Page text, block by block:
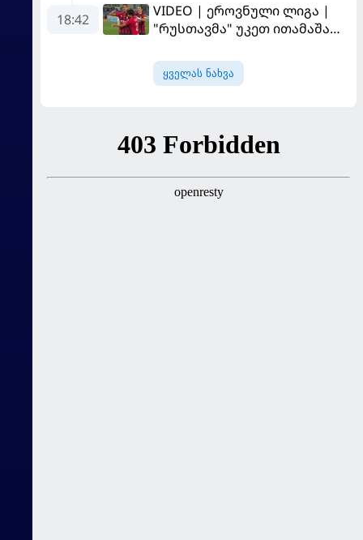
"ლივერპულის" ყოფილმა
მეკარემ
18:42
VIDEO | ეროვნული ლიგა |
"რუსთავმა" უკეთ ითამაშა
მოიგო, "ტორპედომ" გვიან
გაიღვიძა...
ყველას ნახვა